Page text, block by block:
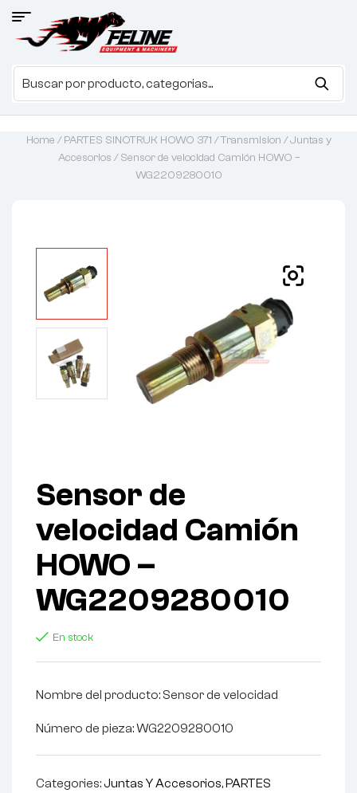
Home /PARTES SINOTRUK HOWO 371 /Transmision /Juntas y
Accesorios / Sensor de velocidad Camión HOWO –
WG2209280010
Sensor de
velocidad Camión
HOWO –
WG2209280010
En stock
Nombre del producto: Sensor de velocidad
Número de pieza: WG2209280010
Categories:Juntas Y Accesorios,PARTES